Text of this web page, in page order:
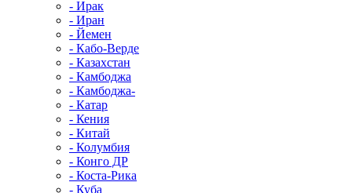
- Ирак
- Иран
- Йемен
- Кабо-Верде
- Казахстан
- Камбоджа
- Камбоджа-
- Катар
- Кения
- Китай
- Колумбия
- Конго ДР
- Коста-Рика
- Куба